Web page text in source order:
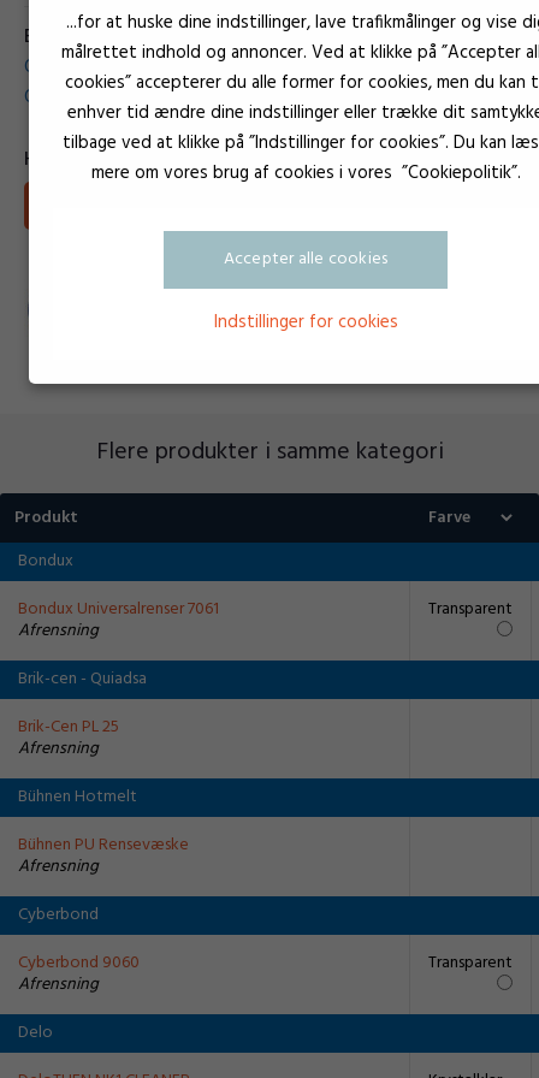
Emballagestørrelser for produkt
OKS Universalrenser 2610 / 5l dunk
OKS 2610 / 25l dunk
Hent
Flere produkter i samme kategori
Produkt
Bondux
Bondux Universalrenser 7061
Afrensning
Transparent
Brik-cen - Quiadsa
Brik-Cen PL 25
Afrensning
Bühnen Hotmelt
Bühnen PU Rensevæske
Afrensning
Cyberbond
Cyberbond 9060
Afrensning
Transparent
Delo
...for at huske dine indstillinger, lave trafikmålinger og vise
målrettet indhold og annoncer. Ved at klikke på ”Accepter
cookies” accepterer du alle former for cookies, men du kan
enhver tid ændre dine indstillinger eller trække dit
tilbage ved at klikke på ”Indstillinger for cookies”. Du kan
mere om vores brug af cookies i vores ”Cookiepolitik”.
Accepter alle cookies
Indstillinger for cookies